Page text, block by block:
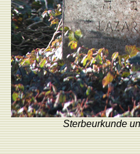
Sterbeurkunde